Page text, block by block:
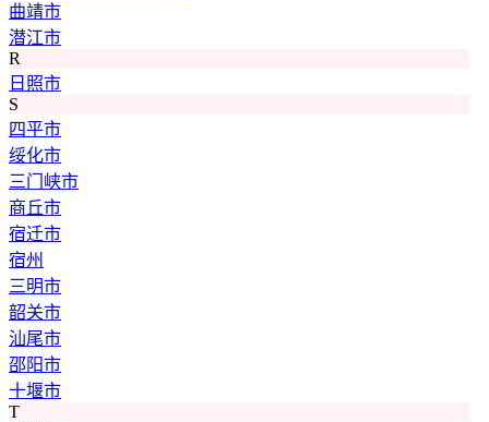
曲靖市
潜江市
R
日照市
S
四平市
绥化市
三门峡市
商丘市
宿迁市
宿州
三明市
韶关市
汕尾市
邵阳市
十堰市
T